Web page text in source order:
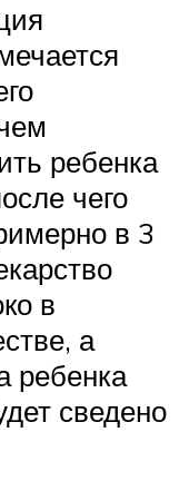
ребенка
чего
в 3
в
а
ребенка
сведено